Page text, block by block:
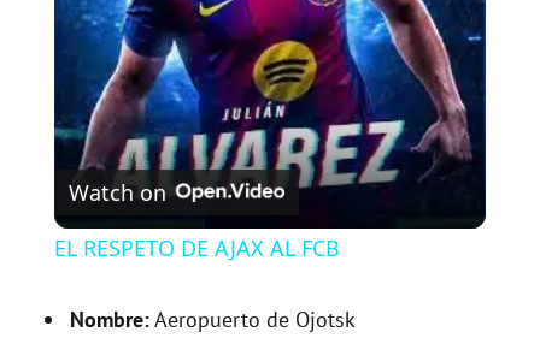
a
y
V
i
d
Watch on
EL RESPETO DE AJAX AL FCB
Nombre:Aeropuerto de Ojotsk